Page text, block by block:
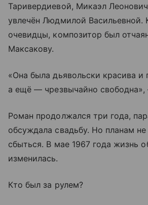
Таривердиевой, Микаэл
увлечён Людмилой Васильевной.
очевидцы, композитор был
Максакову.
«Она была дьявольски красива и
а ещё — чрезвычайно
Роман продолжался три года,
обсуждала свадьбу. Но планам
сбыться. В мае 1967 года жизнь
изменилась.
Кто был за рулем?